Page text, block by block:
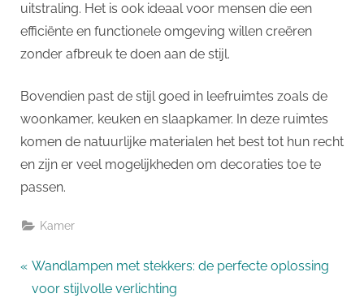
uitstraling. Het is ook ideaal voor mensen die een
efficiënte en functionele omgeving willen creëren
zonder afbreuk te doen aan de stijl.
Bovendien past de stijl goed in leefruimtes zoals de
woonkamer, keuken en slaapkamer. In deze ruimtes
komen de natuurlijke materialen het best tot hun recht
en zijn er veel mogelijkheden om decoraties toe te
passen.
Kamer
Bericht
P
r
Wandlampen met stekkers: de perfecte oplossing
voor stijlvolle verlichting